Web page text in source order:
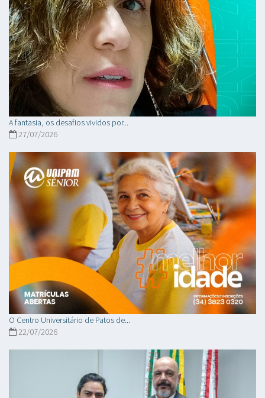
A fantasia, os desafios vividos por...
27/07/2026
O Centro Universitário de Patos de...
22/07/2026